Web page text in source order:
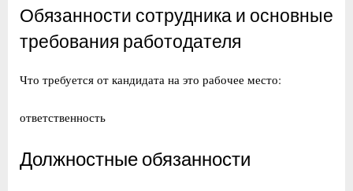
Обязанности сотрудника и основные
требования работодателя
Что требуется от кандидата на это рабочее место:
ответственность
Должностные обязанности